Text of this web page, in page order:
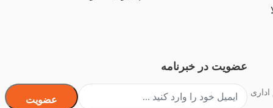
عضویت در خبرنامه
عضویت